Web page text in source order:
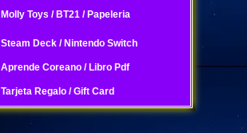
Molly Toys / BT21 / Papeleria
Steam Deck / Nintendo Switch
Aprende Coreano / Libro Pdf
Tarjeta Regalo / Gift Card